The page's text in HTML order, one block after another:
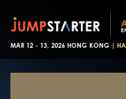
MAR 12 - 13, 2026 HONG KONG |